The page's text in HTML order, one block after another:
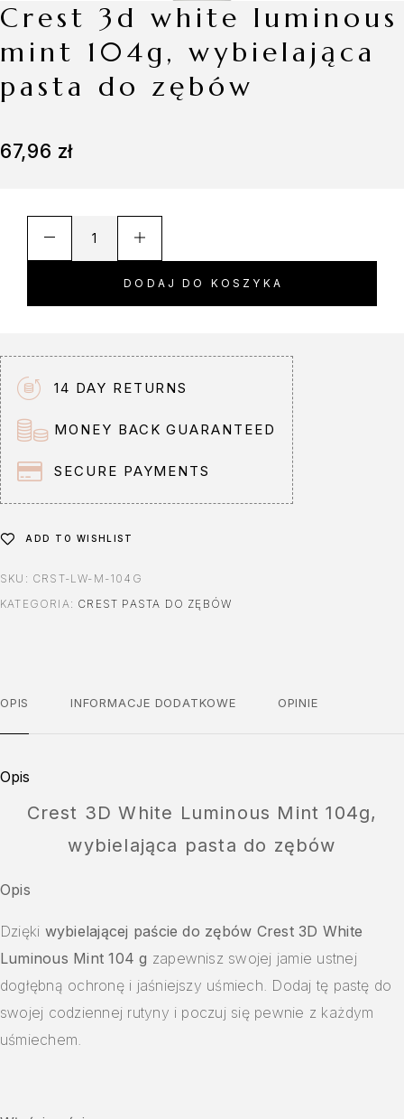
crest 3d white luminous
mint 104g, wybielająca
pasta do zębów
67,96 zł
DODAJ DO KOSZYKA
a
t
i
v
e
:
14 DAY RETURNS
MONEY BACK GUARANTEED
SECURE PAYMENTS
ADD TO WISHLIST
SKU: CRST-LW-M-104G
KATEGORIA: CREST PASTA DO ZĘBÓW
OPIS INFORMACJE DODATKOWE OPINIE
Opis
Crest 3D White Luminous Mint 104g,
wybielająca pasta do zębów
Opis
Dzięki wybielającej paście do zębów Crest 3D White
Luminous Mint 104 g zapewnisz swojej jamie ustnej
dogłębną ochronę i jaśniejszy uśmiech. Dodaj tę pastę do
swojej codziennej rutyny i poczuj się pewnie z każdym
uśmiechem.